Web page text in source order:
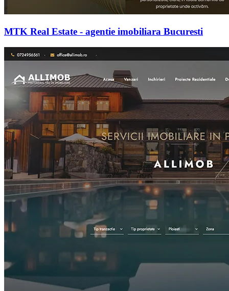
MTK Real Estate - agentie imobiliara Bucuresti